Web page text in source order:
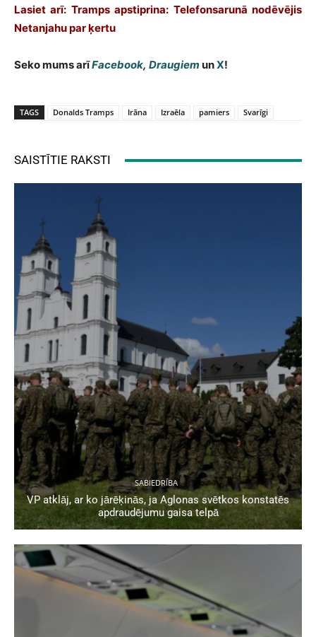
Lasiet arī: Tramps apstiprina: Telefonsarunā nodēvējis
Netanjahu par ķertu
Seko mums arīFacebook, Draugiem unX!
TAGS Donalds Tramps Irāna Izraēla pamiers Svarīgi
SAISTĪTIE RAKSTI
SABIEDRĪBA
VP atklāj, ar ko jārēķinās, ja Aglonas svētkos konstatēs
apdraudējumu gaisa telpā